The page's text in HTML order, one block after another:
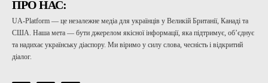
ПРО НАС:
UA-Platform — це незалежне медіа для українців у Великій Британії, Канаді та
США. Наша мета — бути джерелом якісної інформації, яка підтримує, об’єднує
та надихає українську діаспору. Ми віримо у силу слова, чесність і відкритий
діалог.